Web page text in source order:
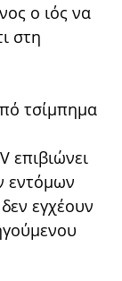
ο ιός να
στη
τσίμπημα
επιβιώνει
εντόμων
εγχέουν